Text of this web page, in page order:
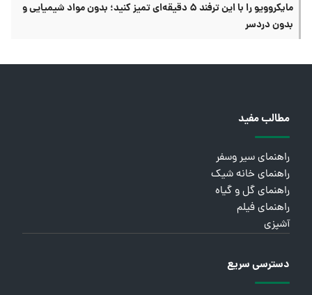
مایکروویو را با این ترفند ۵ دقیقه‌ای تمیز کنید؛ بدون مواد شیمیایی و
بدون دردسر
مطالب مفید
راهنمای سیر وسفر
راهنمای خانه شیک
راهنمای گل و گیاه
راهنمای فیلم
آشپزی
دسترسی سریع